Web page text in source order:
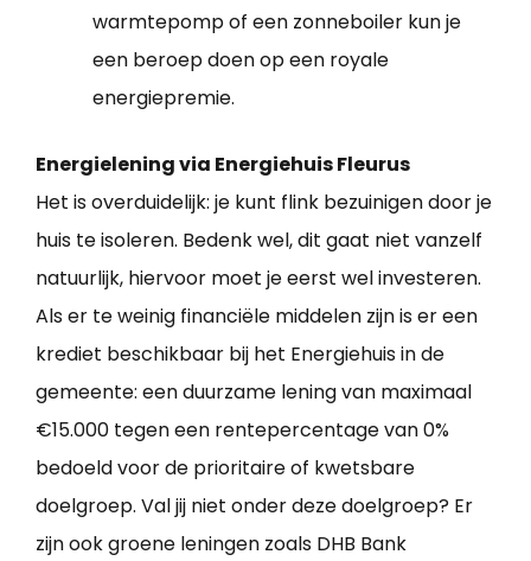
warmtepomp of een zonneboiler kun je
een beroep doen op een royale
energiepremie.
Energielening via Energiehuis Fleurus
Het is overduidelijk: je kunt flink bezuinigen door je
huis te isoleren. Bedenk wel, dit gaat niet vanzelf
natuurlijk, hiervoor moet je eerst wel investeren.
Als er te weinig financiële middelen zijn is er een
krediet beschikbaar bij het Energiehuis in de
gemeente: een duurzame lening van maximaal
€15.000 tegen een rentepercentage van 0%
bedoeld voor de prioritaire of kwetsbare
doelgroep. Val jij niet onder deze doelgroep? Er
zijn ook groene leningen zoals DHB Bank